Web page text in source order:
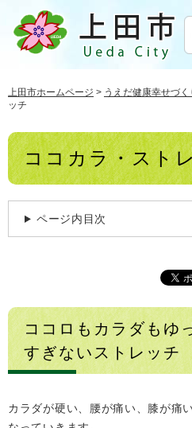
で
。
ば
て
本
文
キ
上田市ホームページ > うえだ健康幸せづ
ッチ
本
文 ココカラ・スト
ページ内目次
ココロもカラダもゆ
すぎないストレッチ
カラダが硬い、腰が痛い、膝が痛